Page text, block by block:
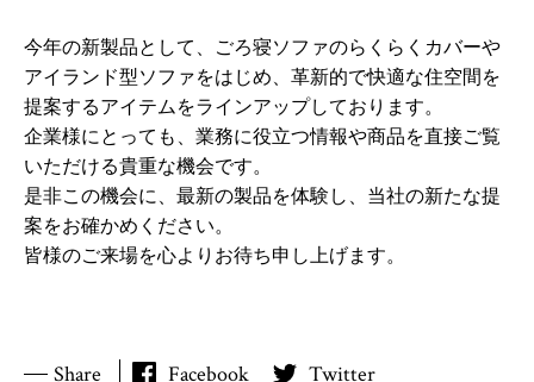
今年の新製品として、ごろ寝ソファのらくらくカバーや
アイランド型ソファをはじめ、革新的で快適な住空間を
提案するアイテムをラインアップしております。
企業様にとっても、業務に役立つ情報や商品を直接ご覧
いただける貴重な機会です。
是非この機会に、最新の製品を体験し、当社の新たな提
案をお確かめください。
皆様のご来場を心よりお待ち申し上げます。
Share Facebook Twitter